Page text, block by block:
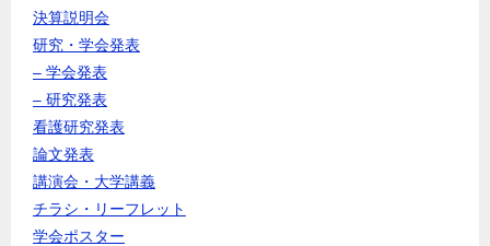
決算説明会
研究・学会発表
– 学会発表
– 研究発表
看護研究発表
論文発表
講演会・大学講義
チラシ・リーフレット
学会ポスター